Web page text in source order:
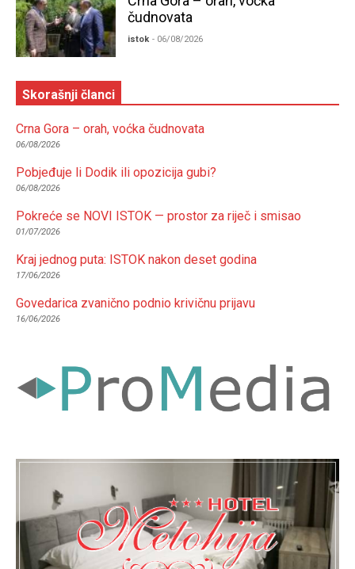
čudnovata
istok - 06/08/2026
Skorašnji članci
Crna Gora – orah, voćka čudnovata
06/08/2026
Pobjeđuje li Dodik ili opozicija gubi?
06/08/2026
Pokreće se NOVI ISTOK — prostor za riječ i smisao
01/07/2026
Kraj jednog puta: ISTOK nakon deset godina
17/06/2026
Govedarica zvanično podnio krivičnu prijavu
16/06/2026